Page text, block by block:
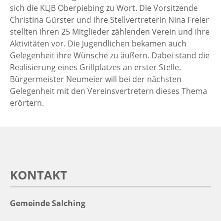
sich die KLJB Oberpiebing zu Wort. Die Vorsitzende
Christina Gürster und ihre Stellvertreterin Nina Freier
stellten ihren 25 Mitglieder zählenden Verein und ihre
Aktivitäten vor. Die Jugendlichen bekamen auch
Gelegenheit ihre Wünsche zu äußern. Dabei stand die
Realisierung eines Grillplatzes an erster Stelle.
Bürgermeister Neumeier will bei der nächsten
Gelegenheit mit den Vereinsvertretern dieses Thema
erörtern.
KONTAKT
Gemeinde Salching